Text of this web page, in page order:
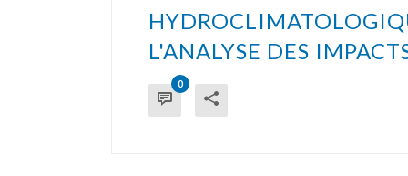
L'ANALYSE DES
0